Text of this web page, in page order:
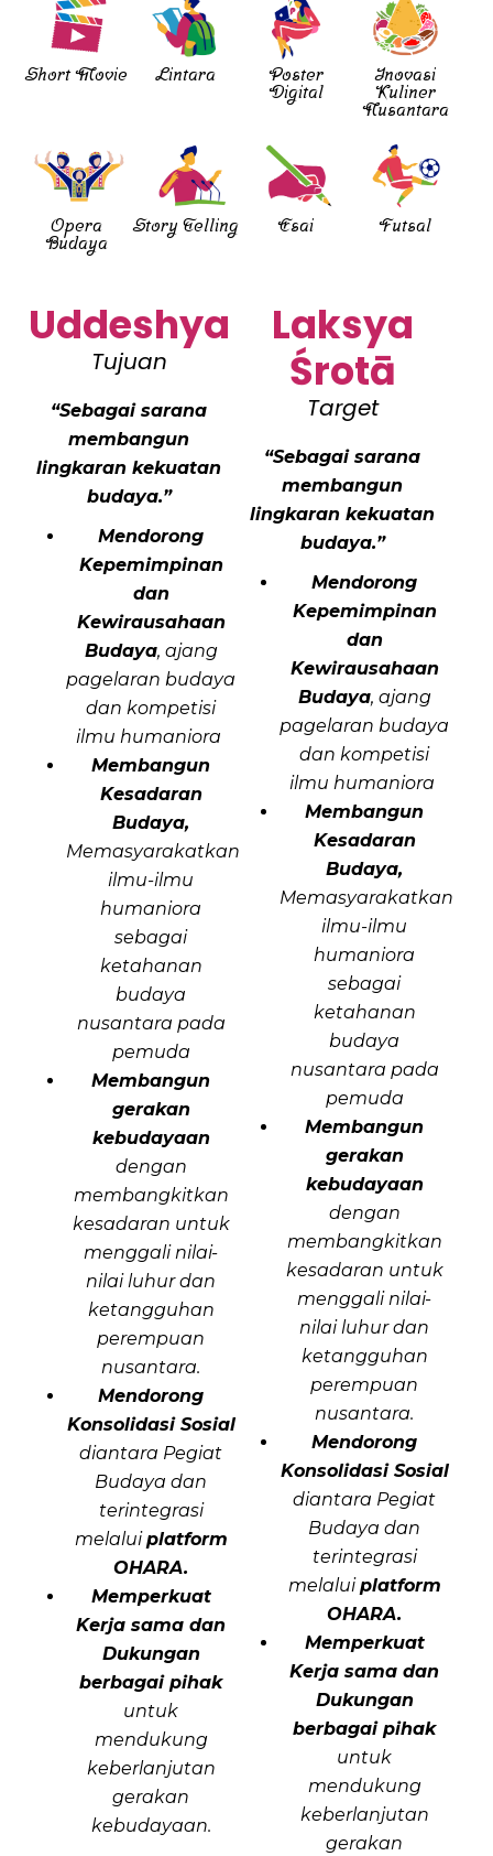
Short Movie Lintara
Poster
Digital
Inovasi
Kuliner
Nusantara
Opera
Budaya
Story Telling Esai Futsal
Uddeshya
Tujuan
“Sebagai sarana
membangun
lingkaran kekuatan
budaya.”
Mendorong
Kepemimpinan
dan
Kewirausahaan
Budaya, ajang
pagelaran budaya
dan kompetisi
ilmu humaniora
Membangun
Kesadaran
Budaya,
Memasyarakatkan
ilmu-ilmu
humaniora
sebagai
ketahanan
budaya
nusantara pada
pemuda
Membangun
gerakan
kebudayaan
dengan
membangkitkan
kesadaran untuk
menggali nilai-
nilai luhur dan
ketangguhan
perempuan
nusantara.
Mendorong
Konsolidasi Sosial
diantara Pegiat
Budaya dan
terintegrasi
melaluiplatform
OHARA.
Memperkuat
Kerja sama dan
Dukungan
berbagai pihak
untuk
mendukung
keberlanjutan
gerakan
kebudayaan.
Laksya
Śrotā
Target
“Sebagai sarana
membangun
lingkaran kekuatan
budaya.”
Mendorong
Kepemimpinan
dan
Kewirausahaan
Budaya, ajang
pagelaran budaya
dan kompetisi
ilmu humaniora
Membangun
Kesadaran
Budaya,
Memasyarakatkan
ilmu-ilmu
humaniora
sebagai
ketahanan
budaya
nusantara pada
pemuda
Membangun
gerakan
kebudayaan
dengan
membangkitkan
kesadaran untuk
menggali nilai-
nilai luhur dan
ketangguhan
perempuan
nusantara.
Mendorong
Konsolidasi Sosial
diantara Pegiat
Budaya dan
terintegrasi
melaluiplatform
OHARA.
Memperkuat
Kerja sama dan
Dukungan
berbagai pihak
untuk
mendukung
keberlanjutan
gerakan